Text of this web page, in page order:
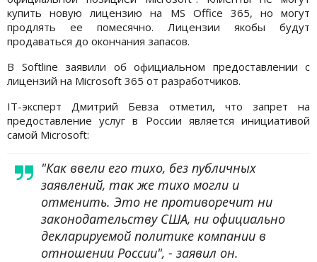
купить новую лицензию на MS Office 365, но могут
продлять ее помесячно. Лицензии якобы будут
продаваться до окончания запасов.
В Softline заявили об официальном предоставлении с
лицензий на Microsoft 365 от разработчиков.
IT-эксперт Дмитрий Бевза отметил, что запрет на
предоставление услуг в России является инициативой
самой Microsoft:
"Как ввели его тихо, без публичных
заявлений, так же тихо могли и
отменить. Это не противоречит ни
законодательству CША, ни официально
декларируемой политике компании в
отношении России", - заявил он.